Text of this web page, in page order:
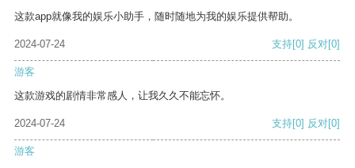
这款app就像我的娱乐小助手，随时随地为我的娱乐提供帮助。
2024-07-24 支持[0] 反对[0]
游客
这款游戏的剧情非常感人，让我久久不能忘怀。
2024-07-24 支持[0] 反对[0]
游客